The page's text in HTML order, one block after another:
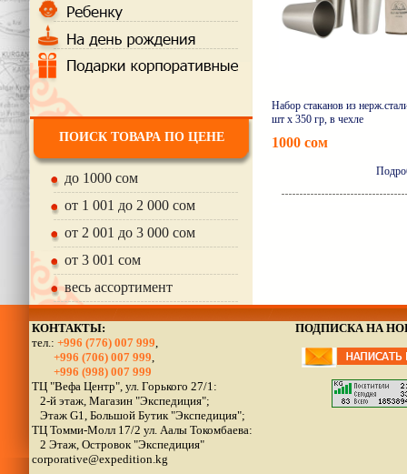
ПОИСК ТОВАРА ПО ЦЕНЕ
до 1000 сом
от 1 001 до 2 000 сом
от 2 001 до 3 000 сом
от 3 001 сом
весь ассортимент
Набор стаканов из
шт х 350 гр, в чехле
1000 сом
КОНТАКТЫ:
тел.: +996 (776) 007 999,
+996 (706) 007 999,
+996 (998) 007 999
ТЦ "Вефа Центр", ул. Горького 27/1:
2-й этаж, Магазин "Экспедиция";
Этаж G1, Большой Бутик "Экспедиция";
ТЦ Томми-Молл 17/2 ул. Аалы Токомбаева:
2 Этаж, Островок "Экспедиция"
corporative@expedition.kg
ПОДПИСКА НА